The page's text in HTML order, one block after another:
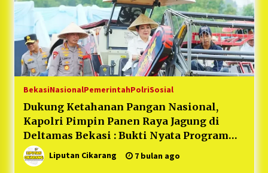
BekasiNasionalPemerintahPolriSosial
Dukung Ketahanan Pangan Nasional,
Kapolri Pimpin Panen Raya Jagung di
Deltamas Bekasi : Bukti Nyata Program
Swasembada Presiden
Liputan Cikarang 7 bulan ago